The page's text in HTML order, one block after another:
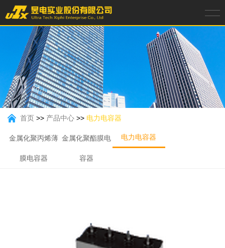
首页 >> 产品中心 >> 电力电容器
金属化聚丙烯薄
膜电容器
金属化聚酯膜电
容器
电力电容器